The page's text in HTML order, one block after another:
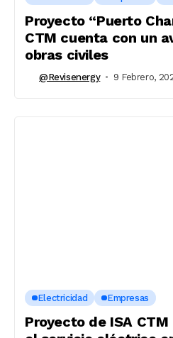
Proyecto “Puerto
CTM cuenta con un
obras civiles
@revisenergy 9 Febrero,
Electricidad Empresas
Proyecto de ISA